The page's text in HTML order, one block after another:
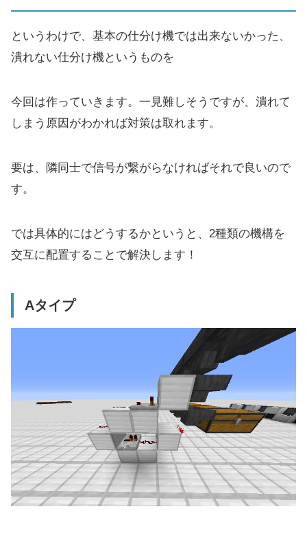
というわけで、基本の仕分け機では出来ないかった、
潰れない仕分け機というものを
今回は作っていきます。一見難しそうですが、潰れて
しまう原因がわかれば対策は取れます。
要は、隣同士で信号が繋がらなければそれで良いので
す。
では具体的にはどうするかというと、2種類の機構を
交互に配置することで解決します！
Aタイプ